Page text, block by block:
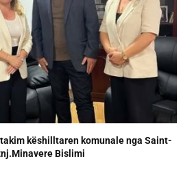
këshilltaren komunale nga Saint-
Bislimi